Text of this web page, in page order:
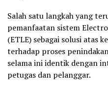
Salah satu langkah yang
pemanfaatan sistem
(ETLE) sebagai solusi atas
terhadap proses
selama ini identik dengan
petugas dan pelanggar.